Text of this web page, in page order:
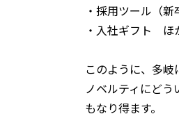
・採用ツール（新
・入社ギフト ほ
このように、多岐
ノベルティにど
もなり得ます。